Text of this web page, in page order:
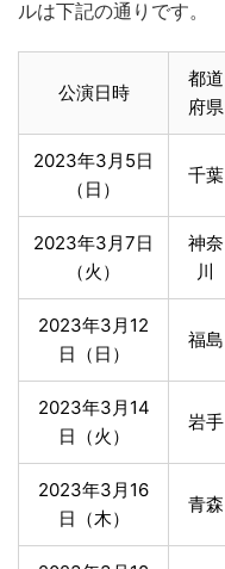
ルは下記の通りです。
公演日時
都道
府県
2023年3月5日
（日）
千葉
2023年3月7日
（火）
神奈
川
2023年3月12
日（日）
福島
2023年3月14
日（火）
岩手
2023年3月16
日（木）
青森